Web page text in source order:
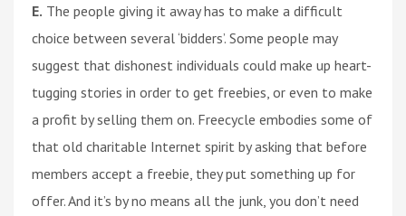
E. The people giving it away has to make a difficult
choice between several ‘bidders’. Some people may
suggest that dishonest individuals could make up heart-
tugging stories in order to get freebies, or even to make
a profit by selling them on. Freecycle embodies some of
that old charitable Internet spirit by asking that before
members accept a freebie, they put something up for
offer. And it’s by no means all the junk, you don’t need